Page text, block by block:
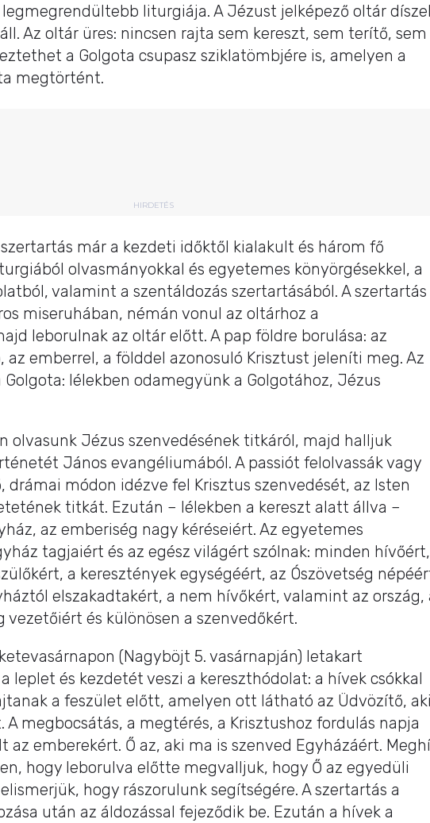
liturgiája. A Jézust jelképező oltár
Az oltár üres: nincsen rajta sem kereszt, sem terítő, sem
a Golgota csupasz sziklatömbjére is, amelyen a
megtörtént.
HIRDETÉS
már a kezdeti időktől kialakult és három fő
olvasmányokkal és egyetemes könyörgésekkel, a
valamint a szentáldozás szertartásából. A szertartás
miseruhában, némán vonul az oltárhoz a
leborulnak az oltár előtt. A pap földre borulása: az
emberrel, a földdel azonosuló Krisztust jeleníti meg. Az
lélekben odamegyünk a Golgotához, Jézus
olvasunk Jézus szenvedésének titkáról, majd halljuk
János evangéliumából. A passiót felolvassák vagy
drámai módon idézve fel Krisztus szenvedését, az Isten
titkát. Ezután – lélekben a kereszt alatt állva –
az emberiség nagy kéréseiért. Az egyetemes
tagjaiért és az egész világért szólnak: minden hívőért,
a keresztények egységéért, az Ószövetség
elszakadtakért, a nem hívőkért, valamint az ország,
vezetőiért és különösen a szenvedőkért.
(Nagyböjt 5. vasárnapján) letakart
leplet és kezdetét veszi a kereszthódolat: a hívek csókkal
a feszület előtt, amelyen ott látható az Üdvözítő,
megbocsátás, a megtérés, a Krisztushoz fordulás napja
az emberekért. Ő az, aki ma is szenved Egyházáért.
hogy leborulva előtte megvalljuk, hogy Ő az egyedüli
hogy rászorulunk segítségére. A szertartás a
után az áldozással fejeződik be. Ezután a hívek a